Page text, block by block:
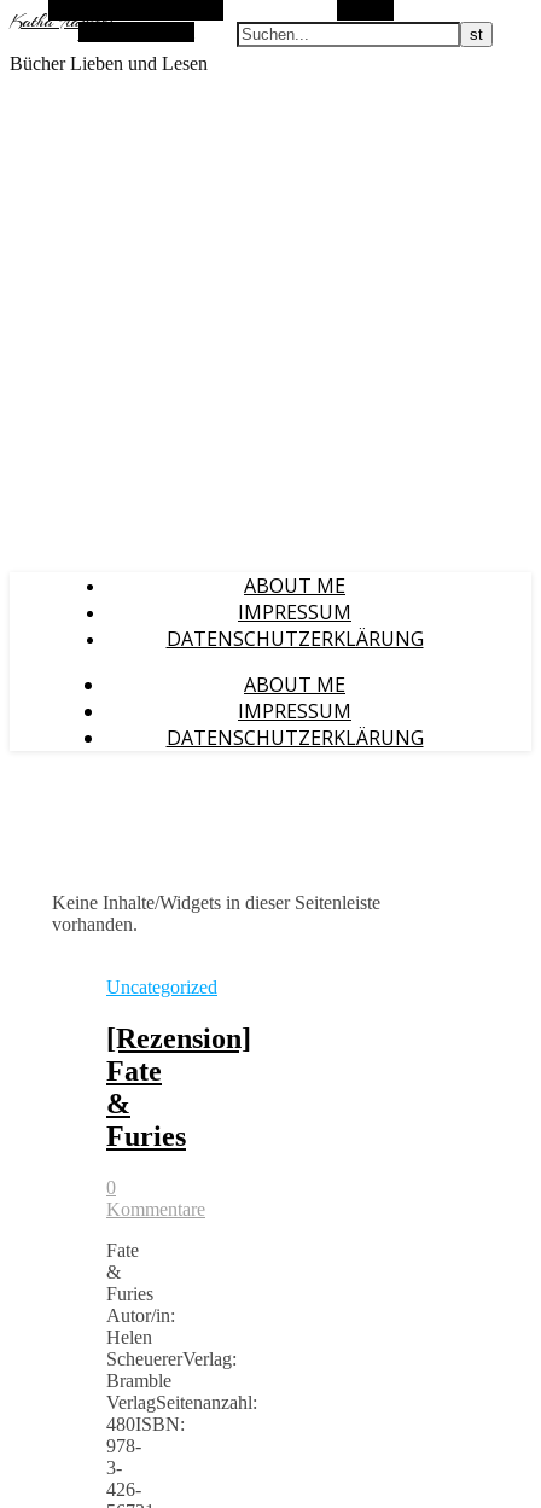
KathaFlauschi
Bücher Lieben und Lesen
Zufallsauswahl
ABOUT ME
IMPRESSUM
DATENSCHUTZERKLÄRUNG
ABOUT ME
IMPRESSUM
DATENSCHUTZERKLÄRUNG
Keine Inhalte/Widgets in dieser Seitenleiste
vorhanden.
Uncategorized
[Rezension]
Fate
&
Furies
0
Kommentare
Fate
&
Furies
Autor/in:
Helen
ScheuererVerlag:
Bramble
VerlagSeitenanzahl:
480ISBN:
978-
3-
426-